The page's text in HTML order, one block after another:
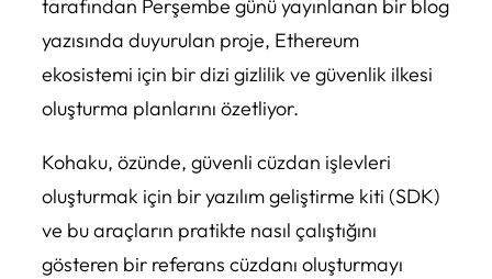
tarafından Perşembe günü yayınlanan bir blog
yazısında duyurulan proje, Ethereum
ekosistemi için bir dizi gizlilik ve güvenlik ilkesi
oluşturma planlarını özetliyor.
Kohaku, özünde, güvenli cüzdan işlevleri
oluşturmak için bir yazılım geliştirme kiti (SDK)
ve bu araçların pratikte nasıl çalıştığını
gösteren bir referans cüzdanı oluşturmayı